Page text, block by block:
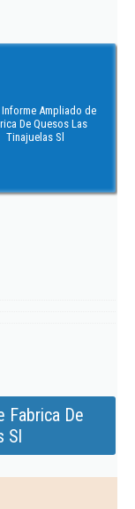
Informe Ampliado de
De Quesos Las
Tinajuelas Sl
Fabrica De
Sl